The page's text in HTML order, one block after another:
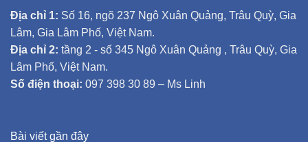
Địa chỉ 1: Số 16, ngõ 237 Ngô Xuân Quảng, Trâu Quỳ, Gia
Lâm, Gia Lâm Phố, Việt Nam.
Địa chỉ 2: tầng 2 - số 345 Ngô Xuân Quảng , Trâu Quỳ, Gia
Lâm Phố, Việt Nam.
Số điện thoại: 097 398 30 89 – Ms Linh
Bài viết gần đây